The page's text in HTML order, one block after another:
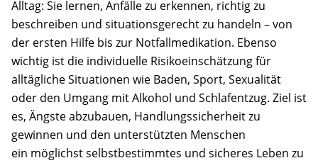
Alltag: Sie lernen, Anfälle zu erkennen, richtig zu
beschreiben und situationsgerecht zu handeln – von
der ersten Hilfe bis zur Notfallmedikation. Ebenso
wichtig ist die individuelle Risikoeinschätzung für
alltägliche Situationen wie Baden, Sport, Sexualität
oder den Umgang mit Alkohol und Schlafentzug. Ziel ist
es, Ängste abzubauen, Handlungssicherheit zu
gewinnen und den unterstützten Menschen
ein möglichst selbstbestimmtes und sicheres Leben zu